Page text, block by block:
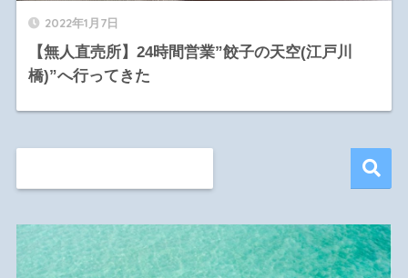
2022年1月7日
【無人直売所】24時間営業”餃子の天空(江戸川
橋)”へ行ってきた